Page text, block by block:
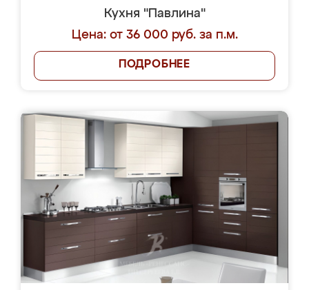
Кухня "Павлина"
Цена: от 36 000 руб. за п.м.
ПОДРОБНЕЕ